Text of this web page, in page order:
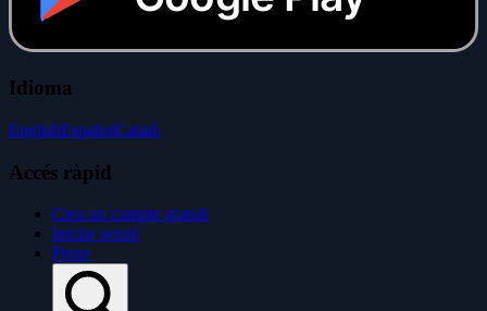
Idioma
EnglishEspañolCatalà
Accés ràpid
Crea un compte gratuït
Iniciar sessió
Preus